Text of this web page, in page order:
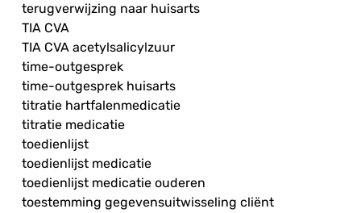
terugverwijzing naar huisarts
TIA CVA
TIA CVA acetylsalicylzuur
time-outgesprek
time-outgesprek huisarts
titratie hartfalenmedicatie
titratie medicatie
toedienlijst
toedienlijst medicatie
toedienlijst medicatie ouderen
toestemming gegevensuitwisseling cliënt